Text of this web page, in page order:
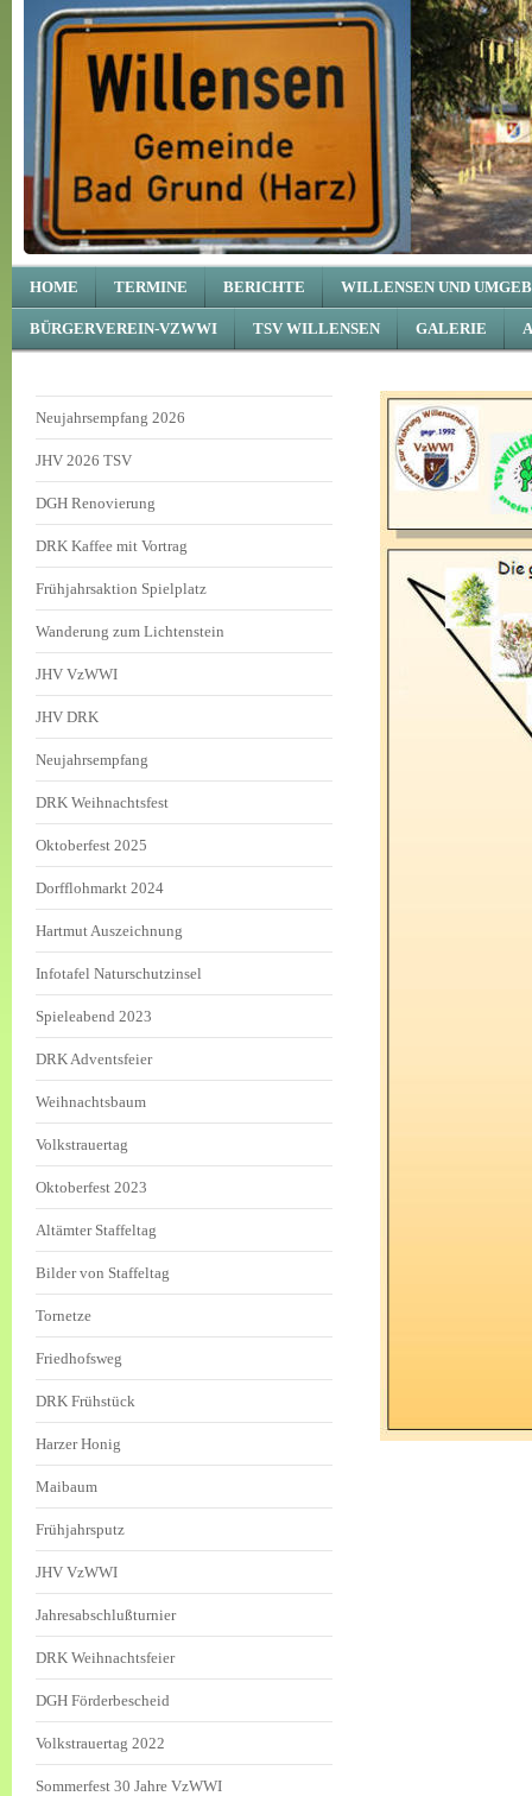
HOME TERMINE BERICHTE WILLENSEN UND
BÜRGERVEREIN-VZWWI TSV WILLENSEN GALERIE
Neujahrsempfang 2026
JHV 2026 TSV
DGH Renovierung
DRK Kaffee mit Vortrag
Frühjahrsaktion Spielplatz
Wanderung zum Lichtenstein
JHV VzWWI
JHV DRK
Neujahrsempfang
DRK Weihnachtsfest
Oktoberfest 2025
Dorfflohmarkt 2024
Hartmut Auszeichnung
Infotafel Naturschutzinsel
Spieleabend 2023
DRK Adventsfeier
Weihnachtsbaum
Volkstrauertag
Oktoberfest 2023
Altämter Staffeltag
Bilder von Staffeltag
Tornetze
Friedhofsweg
DRK Frühstück
Harzer Honig
Maibaum
Frühjahrsputz
JHV VzWWI
Jahresabschlußturnier
DRK Weihnachtsfeier
DGH Förderbescheid
Volkstrauertag 2022
Sommerfest 30 Jahre VzWWI